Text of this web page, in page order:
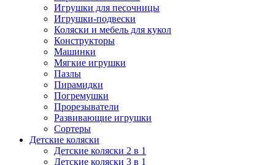
Игрушки для песочницы
Игрушки-подвески
Коляски и мебель для кукол
Конструкторы
Машинки
Мягкие игрушки
Пазлы
Пирамидки
Погремушки
Прорезыватели
Развивающие игрушки
Сортеры
Детские коляски
Детские коляски 2 в 1
Детские коляски 3 в 1